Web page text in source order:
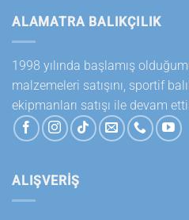
ALAMATRA BALIKÇILIK
1998 yılında başlamış
malzemeleri satışını, sportif
ekipmanları satışı ile devam
ALIŞVERİŞ